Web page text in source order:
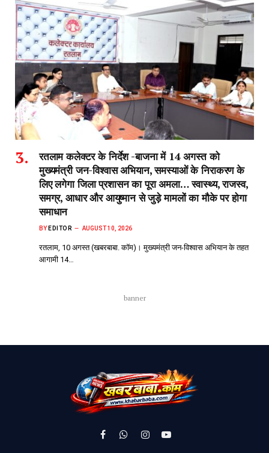
रतलाम कलेक्टर के निर्देश -बाजना में 14 अगस्त को
मुख्यमंत्री जन-विश्वास अभियान, समस्याओं के निराकरण के
लिए लगेगा जिला प्रशासन का पूरा अमला… स्वास्थ्य, राजस्व,
समग्र, आधार और आयुष्मान से जुड़े मामलों का मौके पर होगा
समाधान
BY EDITOR AUGUST 10, 2026
रतलाम, 10 अगस्त (खबरबाबा. कॉम)। मुख्यमंत्री जन-विश्वास अभियान के तहत
आगामी 14…
banner
FacebookWhatsApp
InstagramYouTube